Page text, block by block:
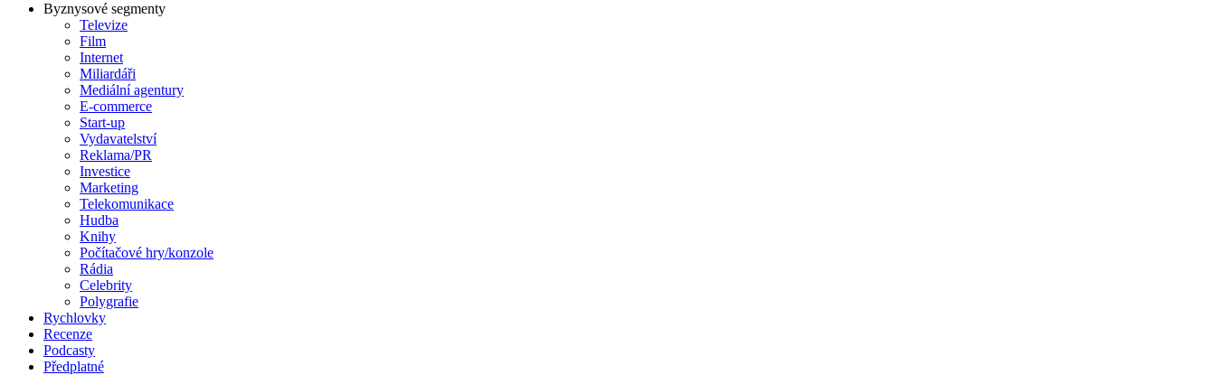
Byznysové segmenty
Televize
Film
Internet
Miliardáři
Mediální agentury
E-commerce
Start-up
Vydavatelství
Reklama/PR
Investice
Marketing
Telekomunikace
Hudba
Knihy
Počítačové hry/konzole
Rádia
Celebrity
Polygrafie
Rychlovky
Recenze
Podcasty
Předplatné